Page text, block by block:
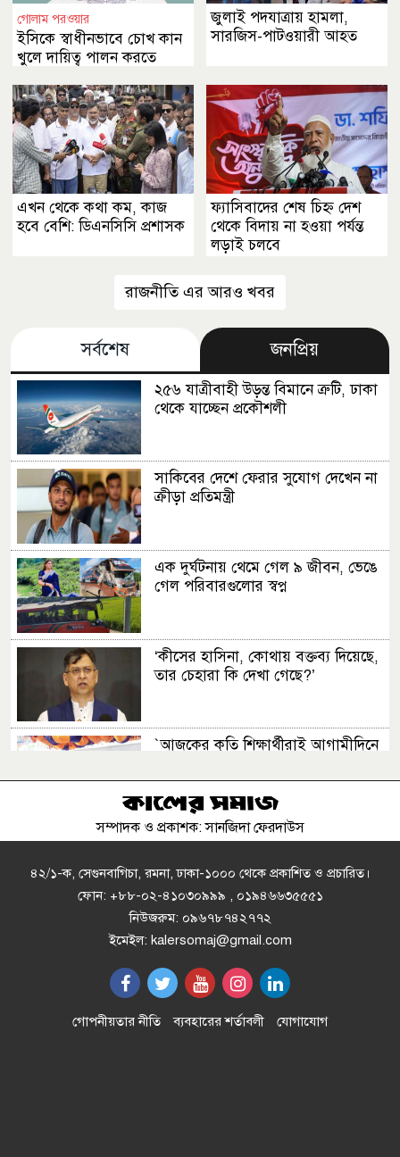
গোলাম পরওয়ার
ইসিকে স্বাধীনভাবে চোখ কান
খুলে দায়িত্ব পালন করতে
জুলাই পদযাত্রায় হামলা,
সারজিস-পাটওয়ারী আহত
এখন থেকে কথা কম, কাজ
হবে বেশি: ডিএনসিসি প্রশাসক
ফ্যাসিবাদের শেষ চিহ্ন দেশ
থেকে বিদায় না হওয়া পর্যন্ত
লড়াই চলবে
রাজনীতি এর আরও খবর
সর্বশেষ জনপ্রিয়
২৫৬ যাত্রীবাহী উড়ন্ত বিমানে ত্রুটি, ঢাকা
থেকে যাচ্ছেন প্রকৌশলী
সাকিবের দেশে ফেরার সুযোগ দেখেন না
ক্রীড়া প্রতিমন্ত্রী
এক দুর্ঘটনায় থেমে গেল ৯ জীবন, ভেঙে
গেল পরিবারগুলোর স্বপ্ন
‘কীসের হাসিনা, কোথায় বক্তব্য দিয়েছে,
তার চেহারা কি দেখা গেছে?’
‍‍`আজকের কৃতি শিক্ষার্থীরাই আগামীদিনে
এমপি
ক্রিসেনট জুট মিলে ফিড কারখানা চালু
মান্দায় চাঁদা না পেয়ে পুকুরে বিষ
প্রয়োগ"প্রায় ৮ লক্ষ টাকার মাছ নিধনের
স্বাস্থ্যসেবায় কক্সবাজারের নতুন দিগন্ত
সম্পাদক ও প্রকাশক: সানজিদা ফেরদাউস
৪২/১-ক, সেগুনবাগিচা, রমনা, ঢাকা-১০০০ থেকে প্রকাশিত ও প্রচারিত।
ফোন: +৮৮-০২-৪১০৩০৯৯৯ , ০১৯৪৬৬৩৫৫৫১
নিউজরুম: ০৯৬৭৮৭৪২৭৭২
ইমেইল: kalersomaj@gmail.com
গোপনীয়তার নীতি ব্যবহারের শর্তাবলী যোগাযোগ